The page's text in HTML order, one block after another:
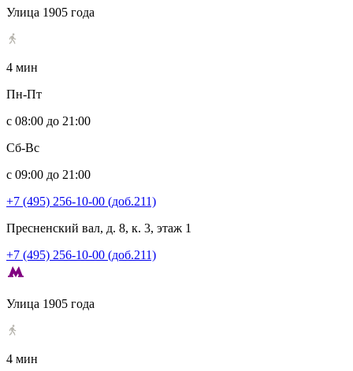
Улица 1905 года
4 мин
Пн-Пт
с 08:00 до 21:00
Сб-Вс
с 09:00 до 21:00
+7 (495) 256-10-00 (доб.211)
Пресненский вал, д. 8, к. 3, этаж 1
+7 (495) 256-10-00 (доб.211)
Улица 1905 года
4 мин